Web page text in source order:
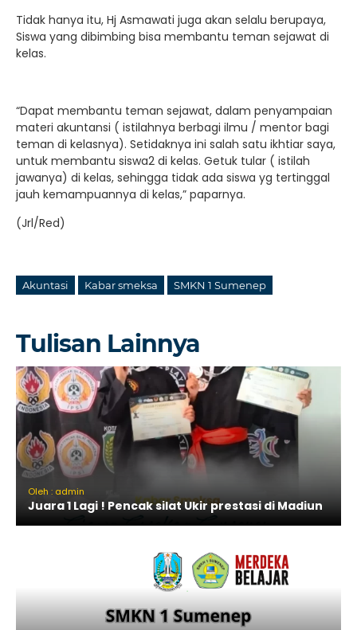
Tidak hanya itu, Hj Asmawati juga akan selalu berupaya,
Siswa yang dibimbing bisa membantu teman sejawat di
kelas.
“Dapat membantu teman sejawat, dalam penyampaian
materi akuntansi ( istilahnya berbagi ilmu / mentor bagi
teman di kelasnya). Setidaknya ini salah satu ikhtiar saya,
untuk membantu siswa2 di kelas. Getuk tular ( istilah
jawanya) di kelas, sehingga tidak ada siswa yg tertinggal
jauh kemampuannya di kelas,” paparnya.
(Jrl/Red)
Akuntasi Kabar smeksa SMKN 1 Sumenep
Tulisan Lainnya
Oleh : admin
Juara 1 Lagi ! Pencak silat Ukir prestasi di Madiun